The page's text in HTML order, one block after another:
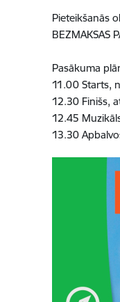
Pieteikšanās
BEZMAKSAS
Pasākuma
11.00 Starts,
12.30 Finišs,
12.45
13.30